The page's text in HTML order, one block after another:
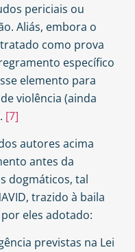
periciais ou
Aliás, embora o
como prova
específico
elemento para
violência (ainda
[7]
autores acima
antes da
dogmáticos, tal
trazido à baila
eles adotado:
previstas na Lei